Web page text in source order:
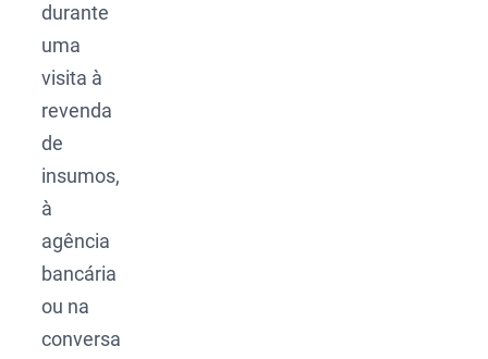
durante
uma
visita à
revenda
de
insumos,
à
agência
bancária
ou na
conversa